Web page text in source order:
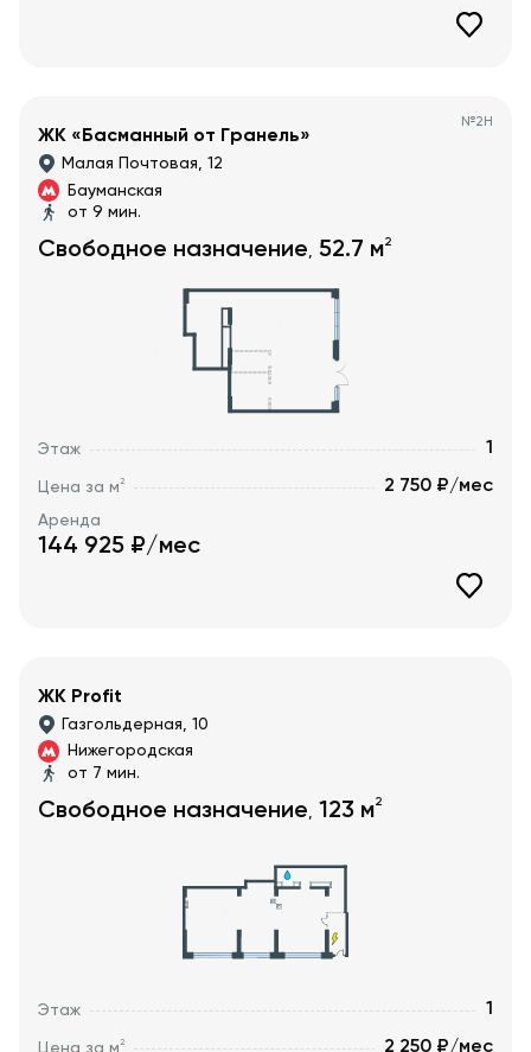
№2Н
ЖК «Басманный от Гранель»
Малая Почтовая, 12
Бауманская
от 9 мин.
Свободное назначение, 52.7 м2
Этаж 1
Цена за м2 2 750 ₽/мес
Аренда
144 925 ₽/мес
ЖК Profit
Газгольдерная, 10
Нижегородская
от 7 мин.
Свободное назначение, 123 м2
Этаж 1
Цена за м2 2 250 ₽/мес